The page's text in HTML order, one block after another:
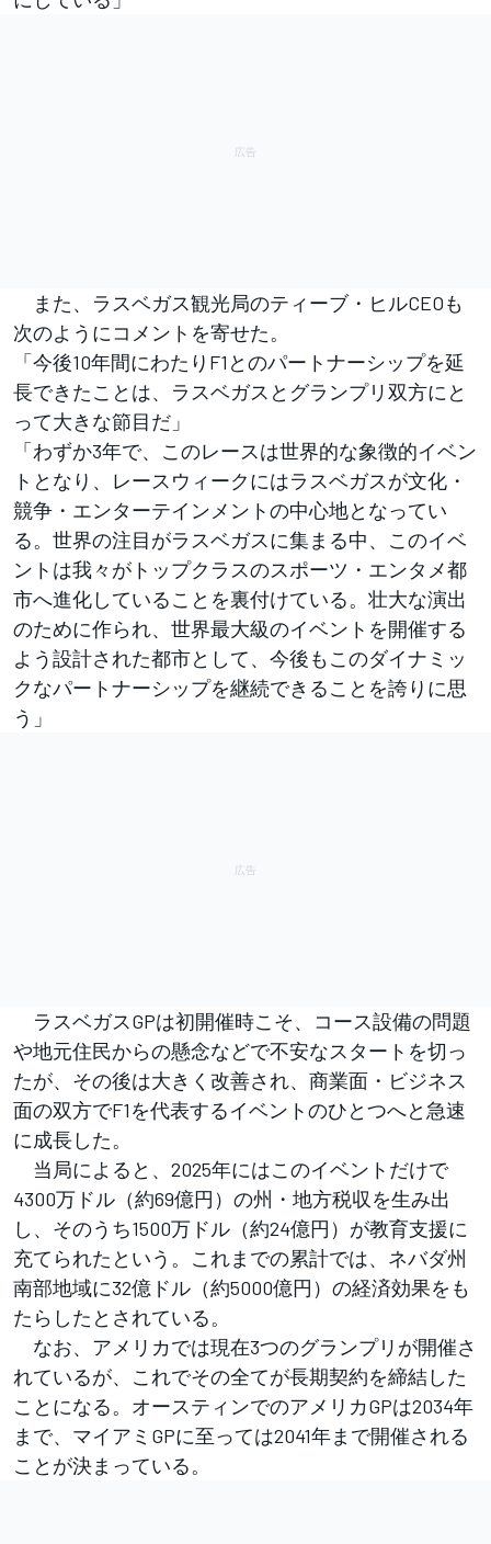
また、ラスベガス観光局のティーブ・ヒルCEOも
次のようにコメントを寄せた。
「今後10年間にわたりF1とのパートナーシップを延
長できたことは、ラスベガスとグランプリ双方にと
って大きな節目だ」
「わずか3年で、このレースは世界的な象徴的イベン
トとなり、レースウィークにはラスベガスが文化・
競争・エンターテインメントの中心地となってい
る。世界の注目がラスベガスに集まる中、このイベ
ントは我々がトップクラスのスポーツ・エンタメ都
市へ進化していることを裏付けている。壮大な演出
のために作られ、世界最大級のイベントを開催する
よう設計された都市として、今後もこのダイナミッ
クなパートナーシップを継続できることを誇りに思
う」
ラスベガスGPは初開催時こそ、コース設備の問題
や地元住民からの懸念などで不安なスタートを切っ
たが、その後は大きく改善され、商業面・ビジネス
面の双方でF1を代表するイベントのひとつへと急速
に成長した。
当局によると、2025年にはこのイベントだけで
4300万ドル（約69億円）の州・地方税収を生み出
し、そのうち1500万ドル（約24億円）が教育支援に
充てられたという。これまでの累計では、ネバダ州
南部地域に32億ドル（約5000億円）の経済効果をも
たらしたとされている。
なお、アメリカでは現在3つのグランプリが開催さ
れているが、これでその全てが長期契約を締結した
ことになる。オースティンでのアメリカGPは2034年
まで、マイアミGPに至っては2041年まで開催される
ことが決まっている。